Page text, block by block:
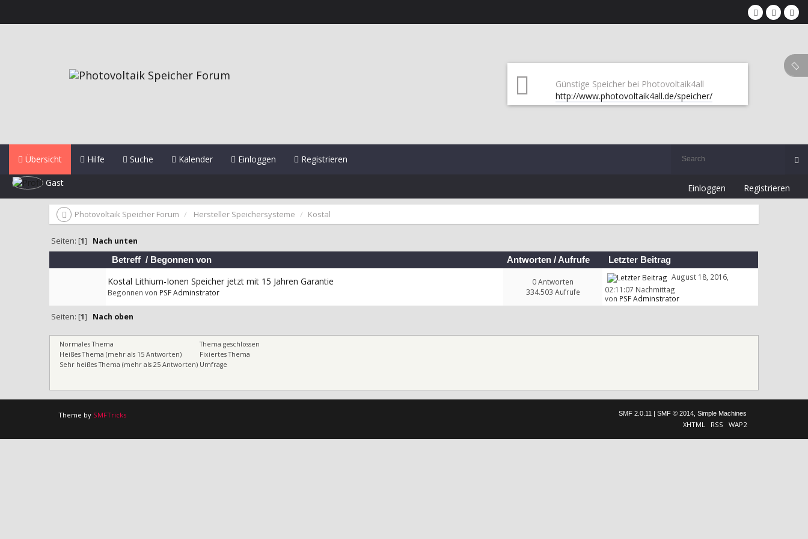
Günstige Speicher bei Photovoltaik4all
http://www.photovoltaik4all.de/speicher/
Übersicht Hilfe Suche Kalender Einloggen Registrieren
Gast Einloggen Registrieren
Photovoltaik Speicher Forum Hersteller Speichersysteme Kostal
Seiten: [1] Nach unten
Betreff / Begonnen von Antworten /Aufrufe Letzter Beitrag
Kostal Lithium-Ionen Speicher jetzt mit 15 Jahren Garantie
Begonnen von PSF Adminstrator
0 Antworten
334.503 Aufrufe
August 18, 2016,
02:11:07 Nachmittag
von PSF Adminstrator
Seiten: [1] Nach oben
Normales Thema
Heißes Thema (mehr als 15 Antworten)
Sehr heißes Thema (mehr als 25 Antworten)
Thema geschlossen
Fixiertes Thema
Umfrage
Theme by SMFTricks SMF 2.0.11 SMF © 2014, Simple Machines
XHTML RSS WAP2